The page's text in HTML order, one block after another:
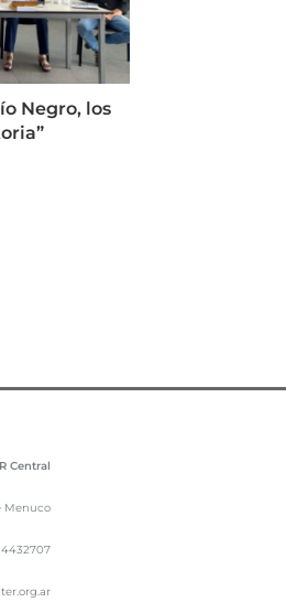
Negro, los
Central
Menuco
4432707